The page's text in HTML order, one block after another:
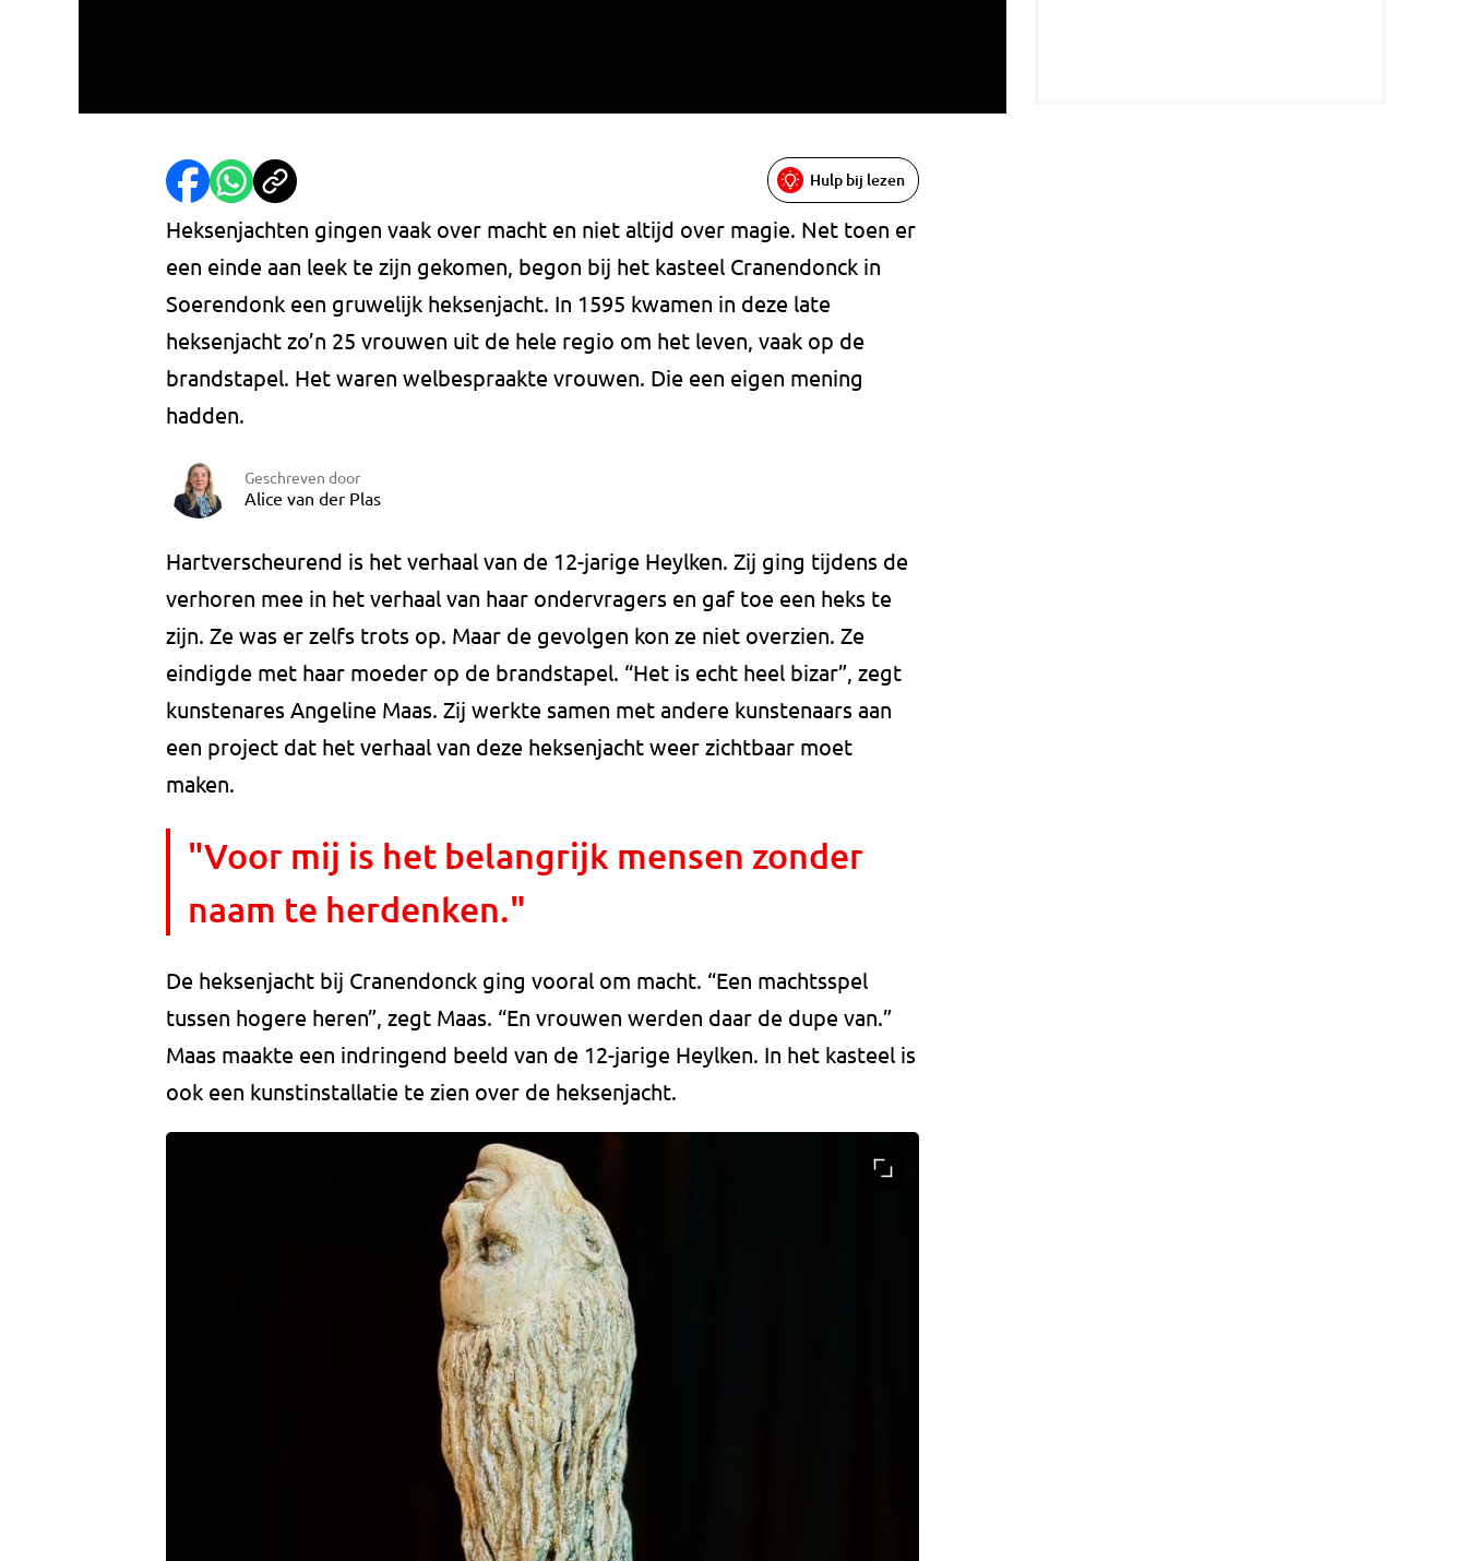
Hulp bij lezen
Heksenjachten gingen vaak over macht en niet altijd over magie. Net toen er
een einde aan leek te zijn gekomen, begon bij het kasteel Cranendonck in
Soerendonk een gruwelijk heksenjacht. In 1595 kwamen in deze late
heksenjacht zo’n 25 vrouwen uit de hele regio om het leven, vaak op de
brandstapel. Het waren welbespraakte vrouwen. Die een eigen mening
hadden.
Geschreven door
Alice van der Plas
Hartverscheurend is het verhaal van de 12-jarige Heylken. Zij ging tijdens de
verhoren mee in het verhaal van haar ondervragers en gaf toe een heks te
zijn. Ze was er zelfs trots op. Maar de gevolgen kon ze niet overzien. Ze
eindigde met haar moeder op de brandstapel. “Het is echt heel bizar”, zegt
kunstenares Angeline Maas. Zij werkte samen met andere kunstenaars aan
een project dat het verhaal van deze heksenjacht weer zichtbaar moet
maken.
"Voor mij is het belangrijk mensen zonder
naam te herdenken."
De heksenjacht bij Cranendonck ging vooral om macht. “Een machtsspel
tussen hogere heren”, zegt Maas. “En vrouwen werden daar de dupe van.”
Maas maakte een indringend beeld van de 12-jarige Heylken. In het kasteel is
ook een kunstinstallatie te zien over de heksenjacht.